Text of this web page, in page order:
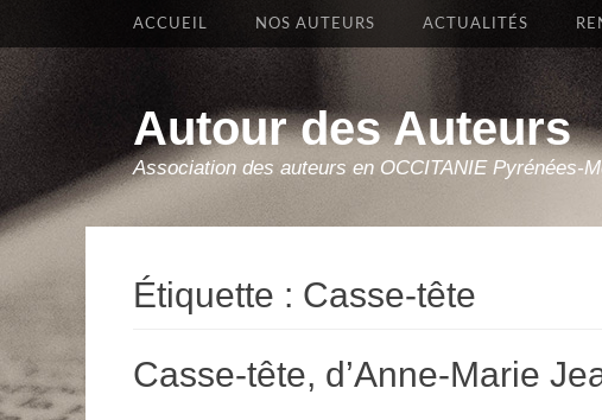
Autour des Auteurs
Association des auteurs en OCCITANIE Pyrénées-
Premier Menu
Aller
ACCUEIL NOS AUTEURS ACTUALITÉS
Étiquette : Casse-tête
Casse-tête, d’Anne-Marie